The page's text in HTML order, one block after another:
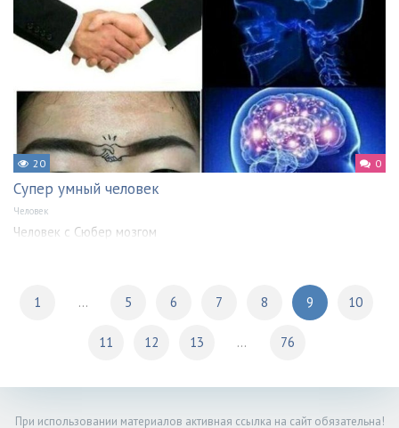
20 0
Супер умный человек
Человек
Человек с Сюбер мозгом
1 ... 5 6 7 8 9 10
11 12 13 ... 76
При использовании материалов активная ссылка на сайт обязательна!